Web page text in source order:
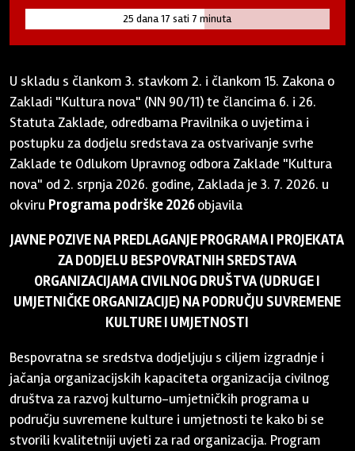
25 dana 17 sati 7 minuta
U skladu s člankom 3. stavkom 2. i člankom 15. Zakona o
Zakladi "Kultura nova" (NN 90/11) te člancima 6. i 26.
Statuta Zaklade, odredbama Pravilnika o uvjetima i
postupku za dodjelu sredstava za ostvarivanje svrhe
Zaklade te Odlukom Upravnog odbora Zaklade "Kultura
nova" od 2. srpnja 2026. godine, Zaklada je 3. 7. 2026. u
okviru Programa podrške 2026objavila
JAVNE POZIVE NA PREDLAGANJE PROGRAMA I PROJEKATA
ZA DODJELU BESPOVRATNIH SREDSTAVA
ORGANIZACIJAMA CIVILNOG DRUŠTVA (UDRUGE I
UMJETNIČKE ORGANIZACIJE) NA PODRUČJU SUVREMENE
KULTURE I UMJETNOSTI
Bespovratna se sredstva dodjeljuju s ciljem izgradnje i
jačanja organizacijskih kapaciteta organizacija civilnog
društva za razvoj kulturno-umjetničkih programa u
području suvremene kulture i umjetnosti te kako bi se
stvorili kvalitetniji uvjeti za rad organizacija. Program